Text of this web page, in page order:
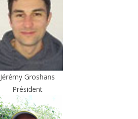
Jérémy Groshans
Président